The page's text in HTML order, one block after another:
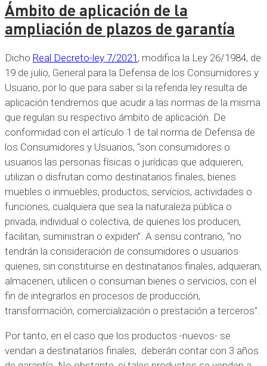
Ámbito de aplicación de la
ampliación de plazos de garantía
Dicho Real Decreto-ley 7/2021 , modifica la Ley 26/1984, de
19 de julio, General para la Defensa de los Consumidores y
Usuario, por lo que para saber si la referida ley resulta de
aplicación tendremos que acudir a las normas de la misma
que regulan su respectivo ámbito de aplicación. De
conformidad con el artículo 1 de tal norma de Defensa de
los Consumidores y Usuarios, “son consumidores o
usuarios las personas físicas o jurídicas que adquieren,
utilizan o disfrutan como destinatarios finales, bienes
muebles o inmuebles, productos, servicios, actividades o
funciones, cualquiera que sea la naturaleza pública o
privada, individual o colectiva, de quienes los producen,
facilitan, suministran o expiden”. A sensu contrario, “no
tendrán la consideración de consumidores o usuarios
quienes, sin constituirse en destinatarios finales, adquieran,
almacenen, utilicen o consuman bienes o servicios, con el
fin de integrarlos en procesos de producción,
transformación, comercialización o prestación a terceros”.
Por tanto, en el caso que los productos -nuevos- se
vendan a destinatarios finales, deberán contar con 3 años